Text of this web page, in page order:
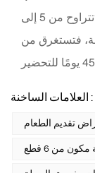
مدة التسليم للمنتجات المتوفرة في المخزون تتراوح من 5 إلى
فتستغرق من
العلامات الساخنة :
تقديم الطعام
من 6 قطع